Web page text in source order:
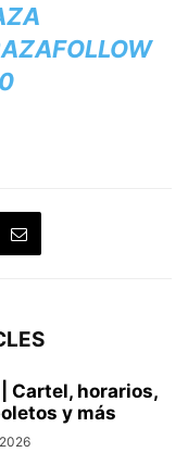
FOLLOW
Cartel, horarios,
y más